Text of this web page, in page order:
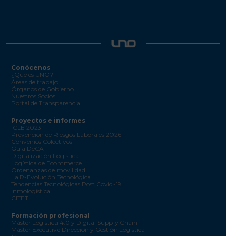
Conócenos
¿Qué es UNO?
Áreas de trabajo
Órganos de Gobierno
Nuestros Socios
Portal de Transparencia
Proyectos e informes
ICLE 2023
Prevención de Riesgos Laborales 2026
Convenios Colectivos
Guía DeCA
Digitalización Logística
Logística de Ecommerce
Ordenanzas de movilidad
La R-Evolución Tecnológica
Tendencias Tecnológicas Post Covid-19
Inmologística
CITET
Formación profesional
Máster Logística 4.0 y Digital Supply Chain
Máster Executive Dirección y Gestión Logística